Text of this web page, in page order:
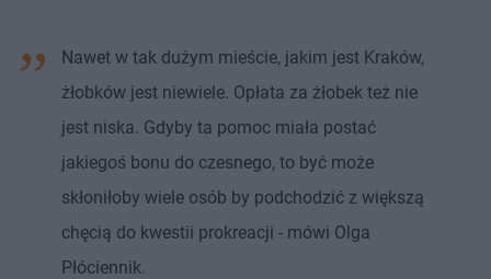
Nawet w tak dużym mieście, jakim jest Kraków,
żłobków jest niewiele. Opłata za żłobek też nie
jest niska. Gdyby ta pomoc miała postać
jakiegoś bonu do czesnego, to być może
skłoniłoby wiele osób by podchodzić z większą
chęcią do kwestii prokreacji - mówi Olga
Płóciennik.